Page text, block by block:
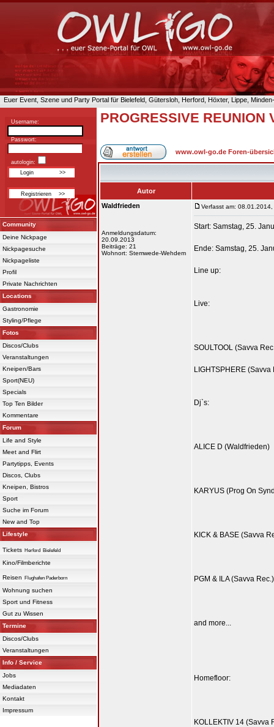
Euer Event, Szene und Party Portal für Bielefeld, Gütersloh, Herford, Höxter, Lippe,
Username:
Passwort:
autologin:
Community
Deine Nickpage
Nickpagesuche
Nickpageliste
Profil
Private Nachrichten
Locations
Gastronomie
Styling/Pflege
Fotos
Discos/Clubs
Veranstaltungen
Kneipen/Bars
Sport(NEU)
Specials
Top Ten Bilder
Kommentare
Forum
Life and Style
Meet and Flirt
Partytipps, Events
Discos, Clubs
Kneipen, Bistros
Sport
Suche im Forum
New and Top
Lifestyle
Tickets Herford Bielefeld
Kino/Filmberichte
Reisen Flughafen Paderborn
Wohnung suchen
Sport und Fitness
Gut zu Wissen
Termine
Discos/Clubs
Veranstaltungen
Info / Service
Jobs
Mediadaten
Kontakt
Impressum
PROGRESSIVE
www.owl-go.de Foren-
Autor
Waldfrieden
Anmeldungsdatum:
20.09.2013
Beiträge: 21
Wohnort: Stemwede-Wehdem
Verfasst am:
Start: Samstag, 25.
Ende: Samstag, 25.
Line up:
Live:
SOULTOOL (Savva
LIGHTSPHERE (Savva
Dj`s:
ALICE D (Waldfrieden)
KARYUS (Prog On
KICK & BASE (Savva
PGM & ILA (Savva Rec.)
and more...
Homefloor:
KOLLEKTIV 14 (Savva